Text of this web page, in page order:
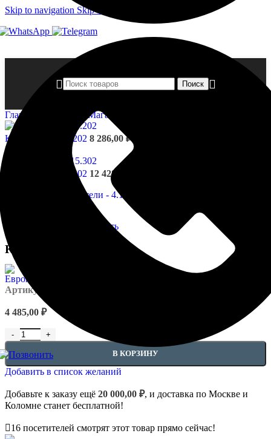
Skip to navigation Skip to main content
Поиск
Главная страница Магазин
Капители - 4.15.202 8 286,00₽
Назад к товарам
Капители - 4.15.302 12 428,00
Нажмите, чтобы увеличить
Капители — 4.15.301
Артикул:
4 485,00 ₽
Количество товара Капители - 4.15.301
В КОРЗИНУ
Добавить в список желаний
Добавьте к заказу ещё 20 000,00 ₽, и доставка по Москве и
Коломне станет бесплатной!
16 посетителей смотрят этот товар прямо сейчас!